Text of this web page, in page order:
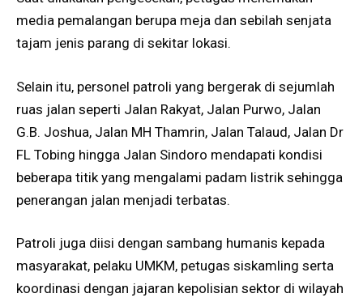
media pemalangan berupa meja dan sebilah senjata
tajam jenis parang di sekitar lokasi.
Selain itu, personel patroli yang bergerak di sejumlah
ruas jalan seperti Jalan Rakyat, Jalan Purwo, Jalan
G.B. Joshua, Jalan MH Thamrin, Jalan Talaud, Jalan Dr
FL Tobing hingga Jalan Sindoro mendapati kondisi
beberapa titik yang mengalami padam listrik sehingga
penerangan jalan menjadi terbatas.
Patroli juga diisi dengan sambang humanis kepada
masyarakat, pelaku UMKM, petugas siskamling serta
koordinasi dengan jajaran kepolisian sektor di wilayah